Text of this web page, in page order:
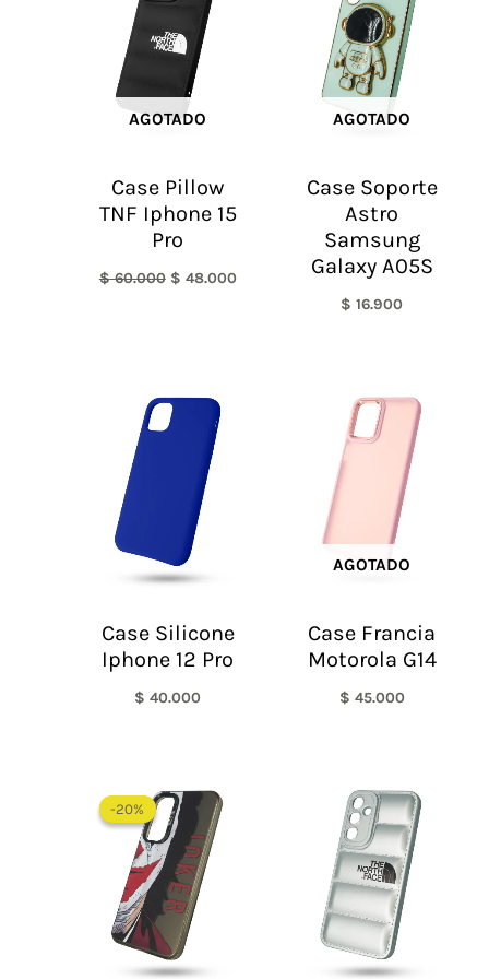
AGOTADO
Case Pillow
TNF Iphone 15
Pro
$60.000
$ 60.000.
$ 48.000
AGOTADO
Case Soporte
Astro
Samsung
Galaxy A05S
$ 16.900
Case Silicone
Iphone 12 Pro
$ 40.000
AGOTADO
Case Francia
Motorola G14
$ 45.000
-20%
-20%
precio
original
era:
$ 60.000.